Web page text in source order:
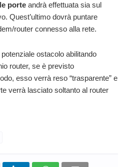
porte andrà effettuata sia sul
Quest’ultimo dovrà puntare
router connesso alla rete.
ostacolo abilitando
router, se è previsto
esso verrà reso “trasparente” e
verrà lasciato soltanto al router